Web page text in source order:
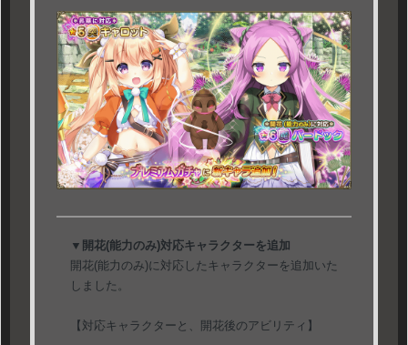
▼開花(能力のみ)対応キャラクターを追加
開花(能力のみ)に対応したキャラクターを追加いた
しました。
【対応キャラクターと、開花後のアビリティ】